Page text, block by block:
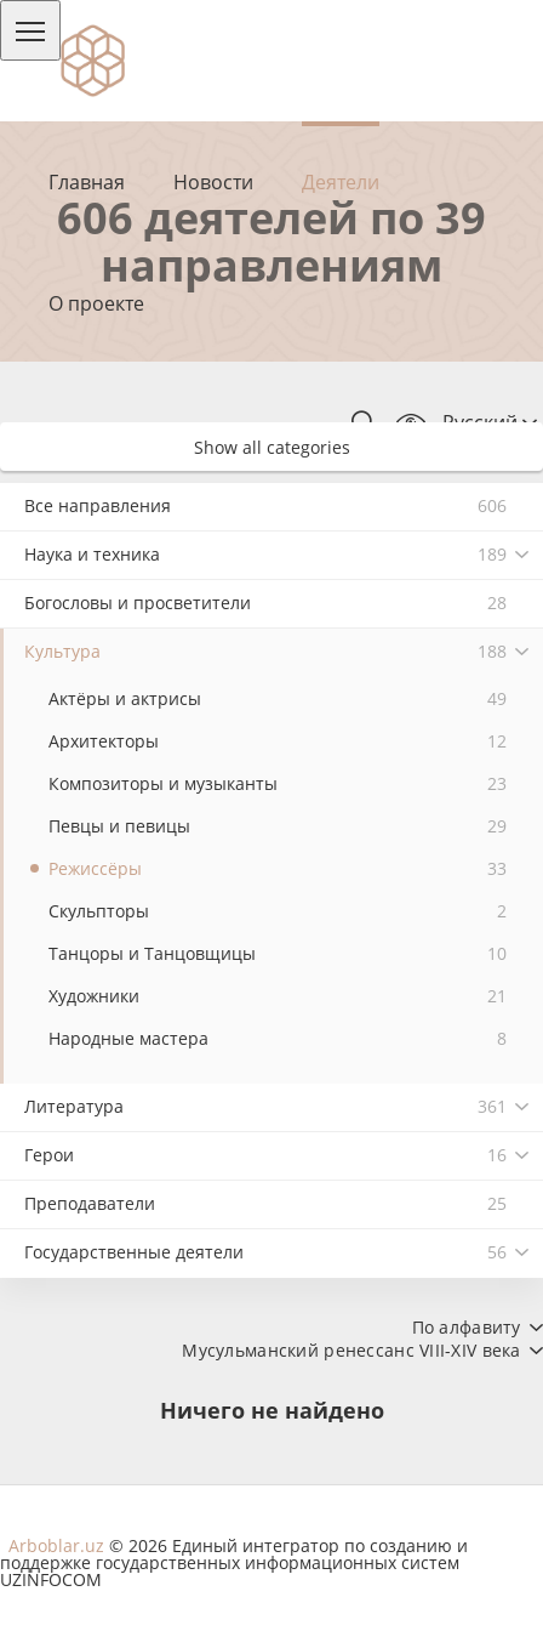
Главная Новости Деятели
О проекте
Русский
606 деятелей по 39
направлениям
Show all categories
Все направления 606
Наука и техника 189
Богословы и просветители 28
Культура 188
Актёры и актрисы
49
Архитекторы
12
Композиторы и музыканты
23
Певцы и певицы
29
Режиссёры
33
Скульпторы
2
Танцоры и Танцовщицы
10
Художники
21
Народные мастера
8
Литература 361
Герои 16
Преподаватели 25
Государственные деятели 56
По алфавиту
Мусульманский ренессанс VIII-XIV века
Ничего не найдено
Arboblar.uz © 2026 Единый интегратор по созданию и
поддержке государственных информационных систем
UZINFOCOM